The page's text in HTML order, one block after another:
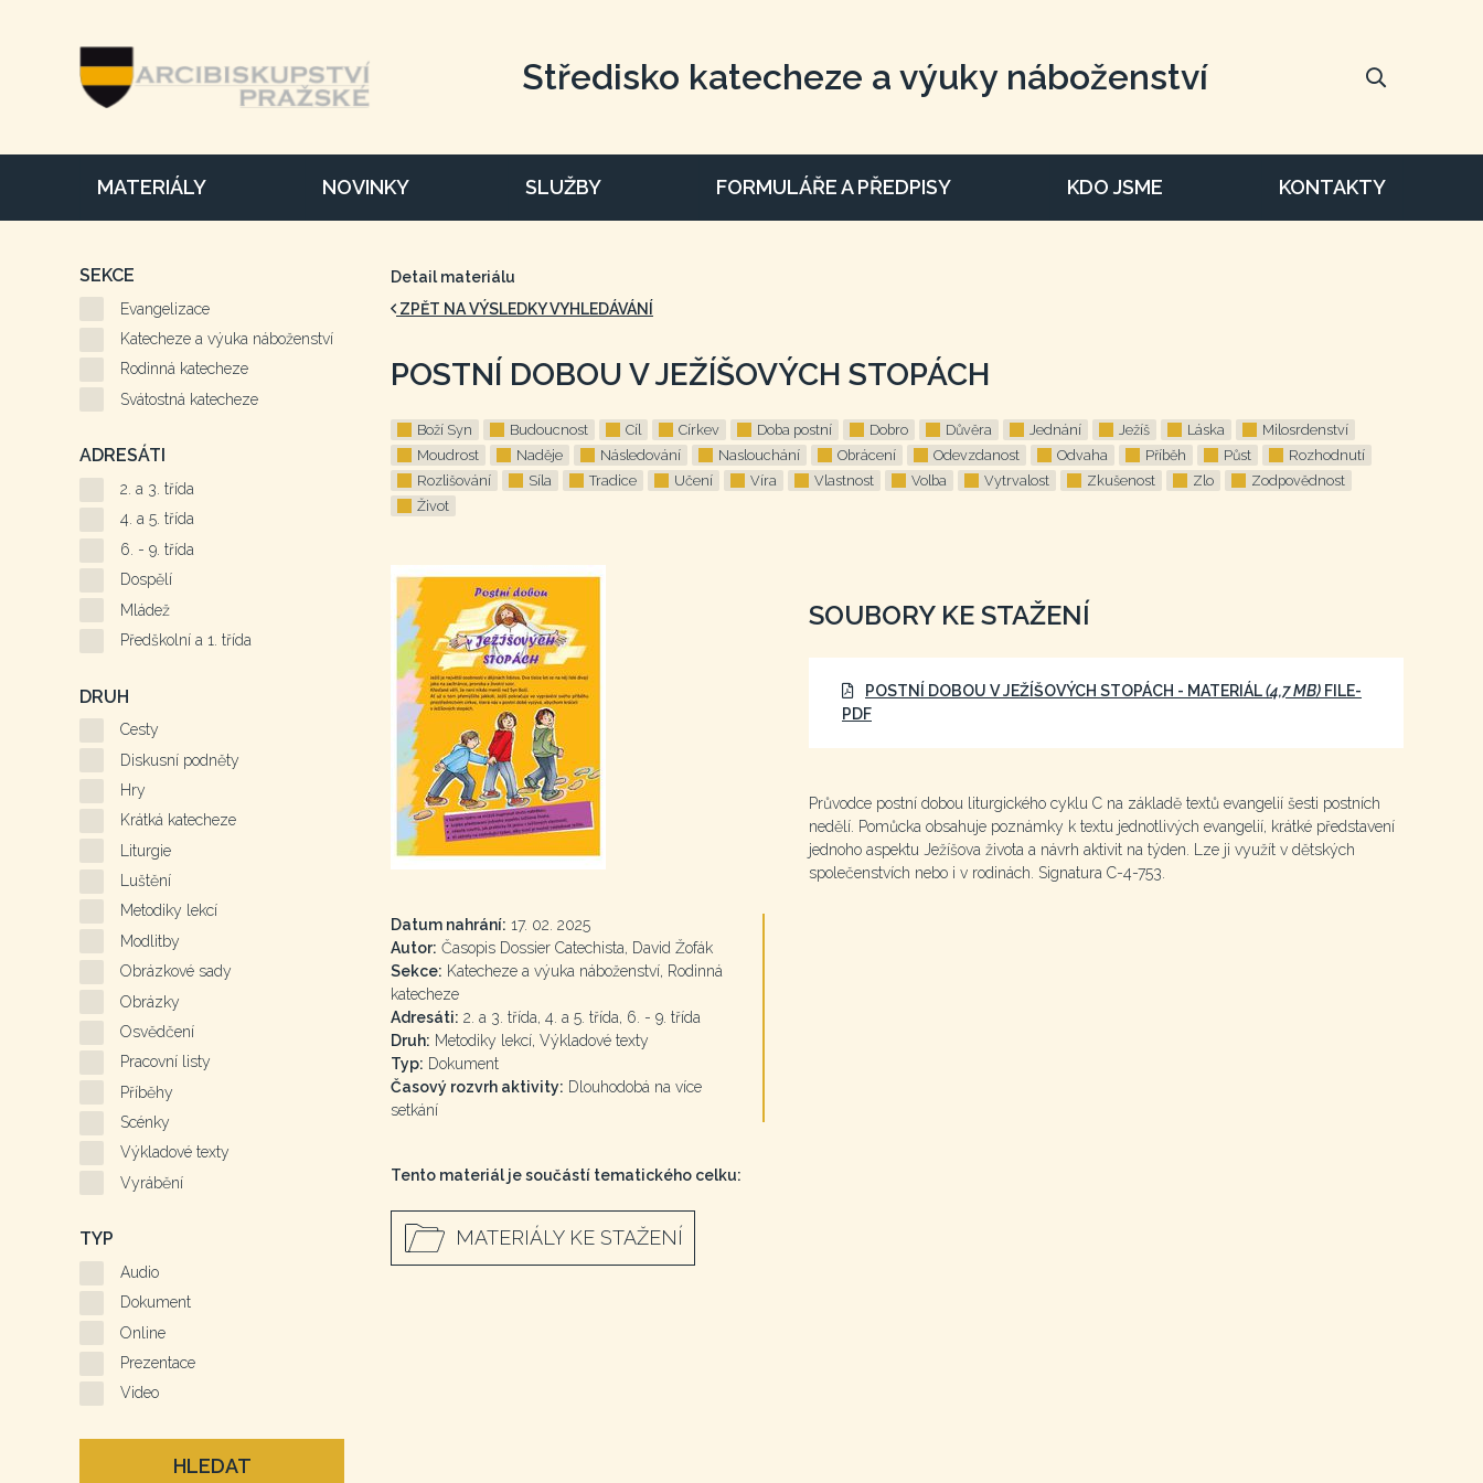
Středisko katecheze a výuky náboženství
MATERIÁLY NOVINKY SLUŽBY FORMULÁŘE A PŘEDPISY KDO JSME KONTAKTY
Detail materiálu
ZPĚT NA VÝSLEDKY VYHLEDÁVÁNÍ
POSTNÍ DOBOU V JEŽÍŠOVÝCH STOPÁCH
Boží Syn Budoucnost Cíl Církev Doba postní Dobro Důvěra Jednání Ježíš Láska
Milosrdenství
Moudrost
Naděje Následování Naslouchání Obrácení Odevzdanost Odvaha Příběh Půst
Rozhodnutí
Rozlišování
Síla Tradice Učení Víra Vlastnost Volba Vytrvalost Zkušenost Zlo
Zodpovědnost
Život
Datum nahrání: 17. 02. 2025
Autor: Časopis Dossier Catechista, David Žofák
Sekce: Katecheze a výuka náboženství, Rodinná
katecheze
Adresáti: 2. a 3. třída, 4. a 5. třída, 6. - 9. třída
Druh: Metodiky lekcí, Výkladové texty
Typ: Dokument
Časový rozvrh aktivity: Dlouhodobá na více
setkání
Tento materiál je součástí tematického celku:
MATERIÁLY KE STAŽENÍ
SOUBORY KE STAŽENÍ
POSTNÍ DOBOU V JEŽÍŠOVÝCH STOPÁCH - MATERIÁL(4,7 MB) FILE-
PDF
Průvodce postní dobou liturgického cyklu C na základě textů evangelií šesti postních
nedělí. Pomůcka obsahuje poznámky k textu jednotlivých evangelií, krátké představení
jednoho aspektu Ježíšova života a návrh aktivit na týden. Lze ji využít v dětských
společenstvích nebo i v rodinách. Signatura C-4-753.
SEKCE
Evangelizace
Katecheze a výuka náboženství
Rodinná katecheze
Svátostná katecheze
ADRESÁTI
2. a 3. třída
4. a 5. třída
6. - 9. třída
Dospělí
Mládež
Předškolní a 1. třída
DRUH
Cesty
Diskusní podněty
Hry
Krátká katecheze
Liturgie
Luštění
Metodiky lekcí
Modlitby
Obrázkové sady
Obrázky
Osvědčení
Pracovní listy
Příběhy
Scénky
Výkladové texty
Vyrábění
TYP
Audio
Dokument
Online
Prezentace
Video
HLEDAT